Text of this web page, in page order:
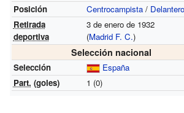
Posición
Centrocampista/ Delantero
Retirada
deportiva
3 de enero de 1932
(Madrid F. C.)
Selección nacional
Selección
España
Part. (goles) 1 (0)